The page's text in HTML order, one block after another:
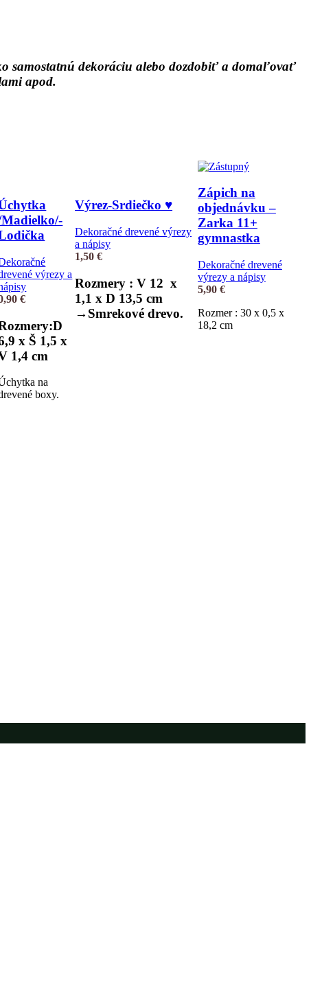
samostatnú dekoráciu alebo dozdobiť a domaľovať
apod.
výrezy a
€
x Š 1,5 x
1,4 cm
na
boxy.
Výrez-Srdiečko ♥
Dekoračné drevené výrezy
a nápisy
1,50€
Rozmery : V 12 x
1,1 x D 13,5 cm
→Smrekové drevo.
Zápich na
objednávku –
Zarka 11+
gymnastka
Dekoračné drevené
výrezy a nápisy
5,90 €
Rozmer : 30 x 0,5 x
18,2 cm